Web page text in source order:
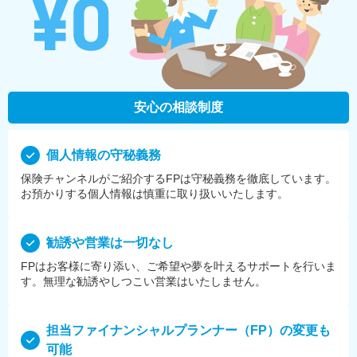
安心の相談制度
個⼈情報の守秘義務
保険チャンネルがご紹介するFPは守秘義務を徹底しています。
お預かりする個⼈情報は慎重に取り扱いいたします。
勧誘や営業は⼀切なし
FPはお客様に寄り添い、ご希望や夢を叶えるサポートを⾏いま
す。無理な勧誘やしつこい営業はいたしません。
担当ファイナンシャルプランナー（FP）の変更も
可能